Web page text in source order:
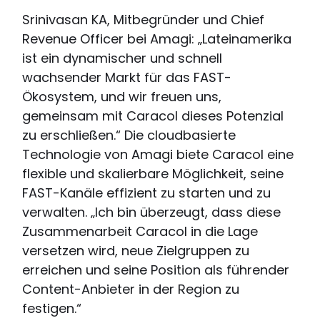
Srinivasan KA, Mitbegründer und Chief
Revenue Officer bei Amagi: „Lateinamerika
ist ein dynamischer und schnell
wachsender Markt für das FAST-
Ökosystem, und wir freuen uns,
gemeinsam mit Caracol dieses Potenzial
zu erschließen.“ Die cloudbasierte
Technologie von Amagi biete Caracol eine
flexible und skalierbare Möglichkeit, seine
FAST-Kanäle effizient zu starten und zu
verwalten. „Ich bin überzeugt, dass diese
Zusammenarbeit Caracol in die Lage
versetzen wird, neue Zielgruppen zu
erreichen und seine Position als führender
Content-Anbieter in der Region zu
festigen.“